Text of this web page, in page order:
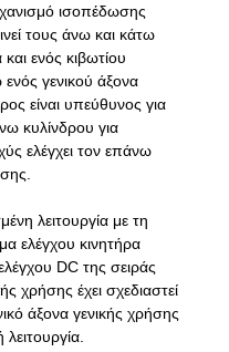
ισοπέδωσης
τους άνω και κάτω
ενός κιβωτίου
γενικού άξονα
είναι υπεύθυνος για
κυλίνδρου για
ελέγχει τον επάνω
λειτουργία με τη
ελέγχου κινητήρα
DC της σειράς
χρήσης έχει σχεδιαστεί
άξονα γενικής χρήσης